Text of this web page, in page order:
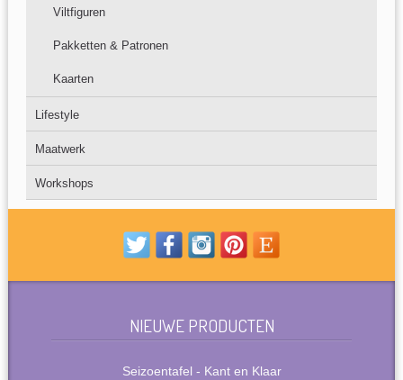
Viltfiguren
Pakketten & Patronen
Kaarten
Lifestyle
Maatwerk
Workshops
NIEUWE PRODUCTEN
Seizoentafel - Kant en Klaar